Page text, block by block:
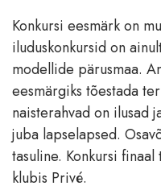
Konkursi eesmärk on
iluduskonkursid on
modellide pärusmaa.
eesmärgiks tõestada
naisterahvad on ilusad
juba lapselapsed.
tasuline. Konkursi
klubis Privé.